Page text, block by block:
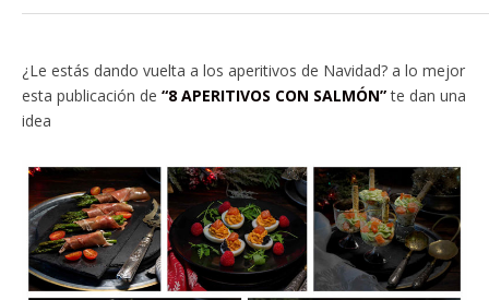
¿Le estás dando vuelta a los aperitivos de Navidad? a lo mejor
esta publicación de “8 APERITIVOS CON SALMÓN”te dan una
idea